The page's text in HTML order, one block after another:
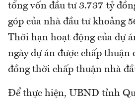
tổng vốn đầu tư 3.737 tỷ
góp của nhà đầu tư khoảng
Thời hạn hoạt động của dự
ngày dự án được chấp thuận
đồng thời chấp thuận nhà
Để thực hiện, UBND tỉnh